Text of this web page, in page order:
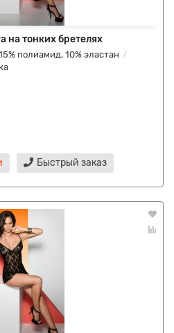
на тонких бретелях
полиамид, 10% эластан
Быстрый заказ